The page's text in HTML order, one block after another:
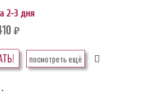
2-3 дня
руб.
посмотреть ещё